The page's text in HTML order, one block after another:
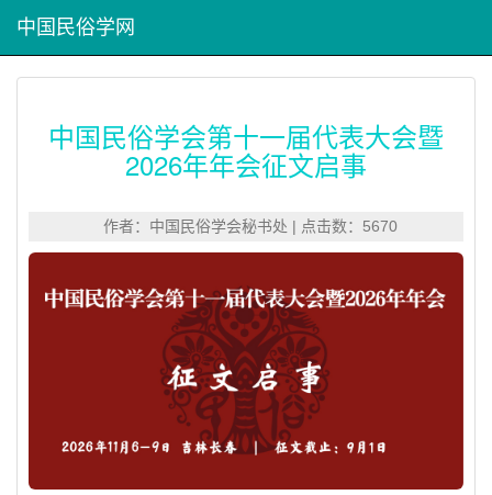
中国民俗学网
中国民俗学会第十一届代表大会暨
2026年年会征文启事
作者：中国民俗学会秘书处 | 点击数：5670